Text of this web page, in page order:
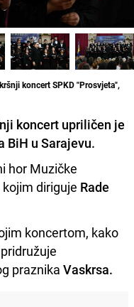
koncert SPKD "Prosvjeta",
koncert upriličen je
BiH u Sarajevu.
hor Muzičke
diriguje Rade
koncertom, kako
praznika Vaskrsa.